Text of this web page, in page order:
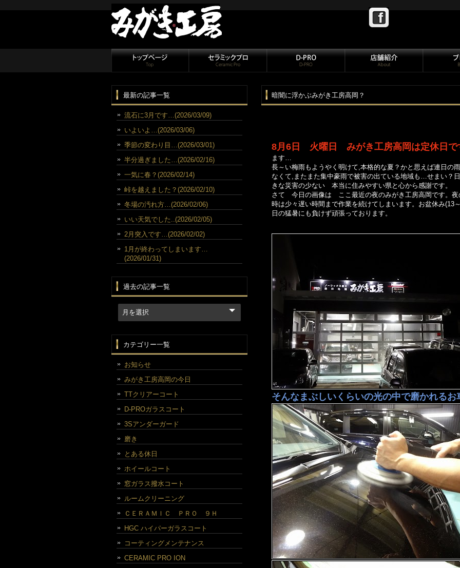
暗闇に浮かぶみがき工房高岡？
8月6日 火曜日 みがき工房高岡は定休日で
ます…
長～い梅雨もようやく明けて,本格的な夏？かと思えば連日の
なくて,またまた集中豪雨で被害の出ている地域も…せまい？
きな災害の少ない 本当に住みやすい県と心から感謝です。
さて 今日の画像は ここ最近の夜のみがき工房高岡です。
時は少々遅い時間まで作業を続けてしまいます。お盆休み(13
日の猛暑にも負けず頑張っております。
そんなまぶしいくらいの光の中で磨かれる
最新の記事一覧
流石に3月です…(2026/03/09)
いよいよ…(2026/03/06)
季節の変わり目…(2026/03/01)
半分過ぎました…(2026/02/16)
一気に春？(2026/02/14)
峠を越えました？(2026/02/10)
冬場の汚れ方…(2026/02/06)
いい天気でした..(2026/02/05)
2月突入です…(2026/02/02)
1月が終わってしまいます…
(2026/01/31)
過去の記事一覧
カテゴリー一覧
お知らせ
みがき工房高岡の今日
TTクリアーコート
D-PROガラスコート
3Sアンダーガード
磨き
とある休日
ホイールコート
窓ガラス撥水コート
ルームクリーニング
ＣＥＲＡＭＩＣ ＰＲＯ ９Ｈ
HGC ハイパーガラスコート
コーティングメンテナンス
CERAMIC PRO ION